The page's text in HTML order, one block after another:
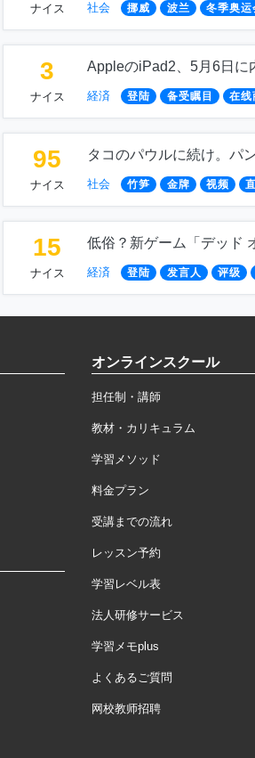
ナイス 社会 挪威 波兰 冬季奥运
3
ナイス
AppleのiPad2、5月6日に
経済 登陆 备受瞩目 在线
95
ナイス
タコのパウルに続け。パ
社会 竹笋 金牌 视频
15
ナイス
低俗？新ゲーム「デッド
経済 登陆 发言人 评级
オンラインスクール
担任制・講師
教材・カリキュラム
学習メソッド
料金プラン
受講までの流れ
レッスン予約
学習レベル表
法人研修サービス
学習メモplus
よくあるご質問
网校教师招聘